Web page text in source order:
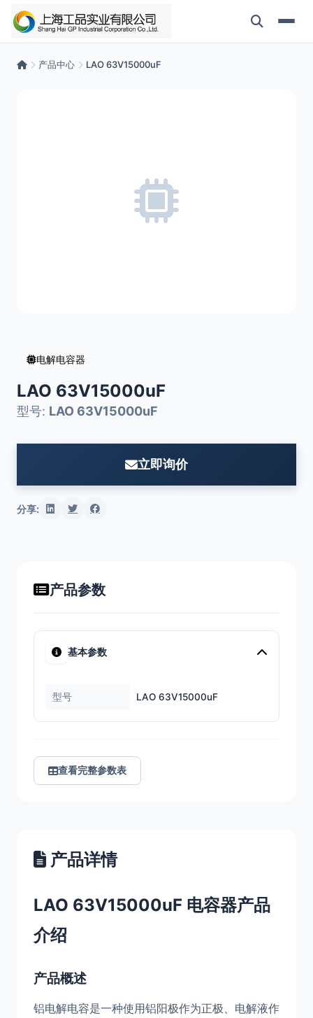
产品中心 LAO 63V15000uF
电解电容器
LAO 63V15000uF
型号: LAO 63V15000uF
立即询价
分享:
产品参数
基本参数
型号 LAO 63V15000uF
查看完整参数表
产品详情
LAO 63V15000uF 电容器产品
介绍
产品概述
铝电解电容是一种使用铝阳极作为正极、电解液作